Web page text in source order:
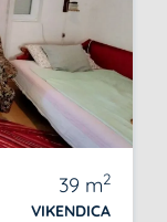
39 m2
VIKENDICA